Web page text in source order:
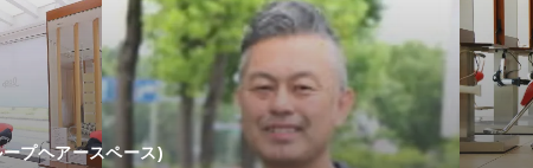
プヘアースペース)